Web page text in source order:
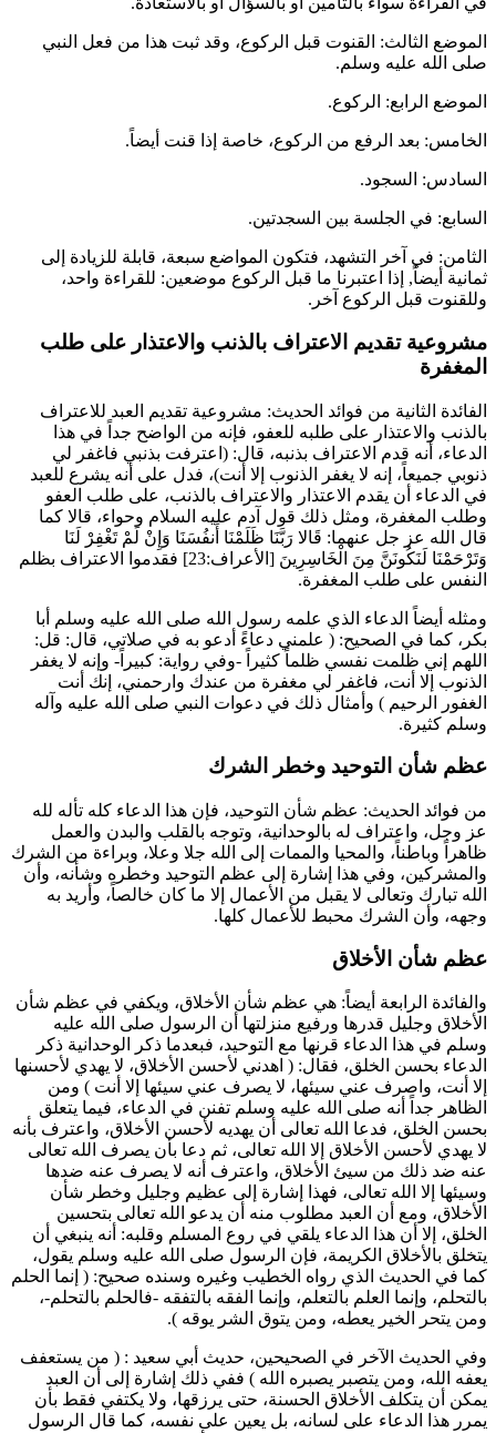
الموضع الثالث: القنوت قبل الركوع، وقد ثبت هذا من فعل النبي
صلى الله عليه وسلم.
الموضع الرابع: الركوع.
الخامس: بعد الرفع من الركوع، خاصة إذا قنت أيضاً.
السادس: السجود.
السابع: في الجلسة بين السجدتين.
الثامن: في آخر التشهد، فتكون المواضع سبعة، قابلة للزيادة إلى
ثمانية أيضاً, إذا اعتبرنا ما قبل الركوع موضعين: للقراءة واحد،
وللقنوت قبل الركوع آخر.
مشروعية تقديم الاعتراف بالذنب والاعتذار على طلب
المغفرة
الفائدة الثانية من فوائد الحديث: مشروعية تقديم العبد للاعتراف
بالذنب والاعتذار على طلبه للعفو، فإنه من الواضح جداً في هذا
الدعاء، أنه قدم الاعتراف بذنبه، قال: (اعترفت بذنبي فاغفر لي
ذنوبي جميعاً، إنه لا يغفر الذنوب إلا أنت)، فدل على أنه يشرع للعبد
في الدعاء أن يقدم الاعتذار والاعتراف بالذنب، على طلب العفو
وطلب المغفرة، ومثل ذلك قول آدم عليه السلام وحواء، قالا كما
قال الله عز جل عنهما: قَالا رَبَّنَا ظَلَمْنَا أَنفُسَنَا وَإِنْ لَمْ تَغْفِرْ لَنَا
وَتَرْحَمْنَا لَنَكُونَنَّ مِنَ الْخَاسِرِينَ
[الأعراف:23] فقدموا الاعتراف بظلم
النفس على طلب المغفرة.
ومثله أيضاً الدعاء الذي علمه رسول الله صلى الله عليه وسلم
أبا
بكر ، كما في الصحيح: ( علمني دعاءً أدعو به في صلاتي، قال: قل:
اللهم إني ظلمت نفسي ظلماً كثيراً -وفي رواية: كبيراً- وإنه لا يغفر
الذنوب إلا أنت، فاغفر لي مغفرة من عندك وارحمني، إنك أنت
الغفور الرحيم ) وأمثال ذلك في دعوات النبي صلى الله عليه وآله
وسلم كثيرة.
عظم شأن التوحيد وخطر الشرك
من فوائد الحديث: عظم شأن التوحيد، فإن هذا الدعاء كله تأله لله
عز وجل، واعتراف له بالوحدانية، وتوجه بالقلب والبدن والعمل
ظاهراً وباطناً، والمحيا والممات إلى الله جلا وعلا، وبراءة من الشرك
والمشركين، وفي هذا إشارة إلى عظم التوحيد وخطره وشأنه، وأن
الله تبارك وتعالى لا يقبل من الأعمال إلا ما كان خالصاً، وأريد به
وجهه، وأن الشرك محبط للأعمال كلها.
عظم شأن الأخلاق
والفائدة الرابعة أيضاً: هي عظم شأن الأخلاق، ويكفي في عظم شأن
الأخلاق وجليل قدرها ورفيع منزلتها أن الرسول صلى الله عليه
وسلم في هذا الدعاء قرنها مع التوحيد، فبعدما ذكر الوحدانية ذكر
الدعاء بحسن الخلق، فقال: ( اهدني لأحسن الأخلاق، لا يهدي لأحسنها
إلا أنت، واصرف عني سيئها، لا يصرف عني سيئها إلا أنت ) ومن
الظاهر جداً أنه صلى الله عليه وسلم تفنن في الدعاء، فيما يتعلق
بحسن الخلق، فدعا الله تعالى أن يهديه لأحسن الأخلاق، واعترف بأنه
لا يهدي لأحسن الأخلاق إلا الله تعالى، ثم دعا بأن يصرف الله تعالى
عنه ضد ذلك من سيئ الأخلاق، واعترف أنه لا يصرف عنه ضدها
وسيئها إلا الله تعالى، فهذا إشارة إلى عظيم وجليل وخطر شأن
الأخلاق، ومع أن العبد مطلوب منه أن يدعو الله تعالى بتحسين
الخلق، إلا أن هذا الدعاء يلقي في روع المسلم وقلبه: أنه ينبغي أن
يتخلق بالأخلاق الكريمة، فإن الرسول صلى الله عليه وسلم يقول،
كما في الحديث الذي رواه الخطيب وغيره وسنده صحيح: ( إنما الحلم
بالتحلم، وإنما العلم بالتعلم، وإنما الفقه بالتفقه -فالحلم بالتحلم-،
ومن يتحر الخير يعطه، ومن يتوق الشر يوقه ).
وفي الحديث الآخر في الصحيحين، حديث أبي سعيد : ( من يستعفف
يعفه الله، ومن يتصبر يصبره الله ) ففي ذلك إشارة إلى أن العبد
يمكن أن يتكلف الأخلاق الحسنة، حتى يرزقها، ولا يكتفي فقط بأن
يمرر هذا الدعاء على لسانه، بل يعين على نفسه، كما قال الرسول